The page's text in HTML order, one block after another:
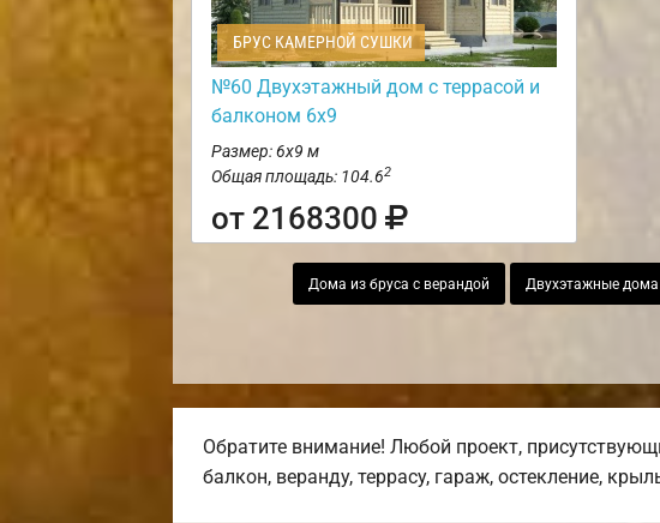
БРУС КАМЕРНОЙ СУШКИ
№60 Двухэтажный дом с террасой и
балконом 6х9
Размер: 6х9 м
Общая площадь: 104.62
от 2168300
Дома из бруса с верандой Двухэтажные дома
Обратите внимание! Любой проект,
балкон, веранду, террасу, гараж, остекление,